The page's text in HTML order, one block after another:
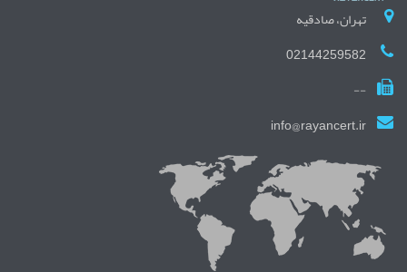
تهران، صادقیه
02144259582
--
info@rayancert.ir